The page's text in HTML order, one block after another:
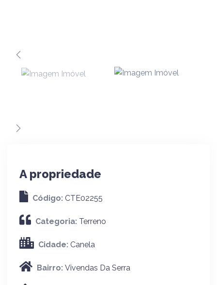
A propriedade
Código: CTE02255
Categoria: Terreno
Cidade: Canela
Bairro: Vivendas Da Serra